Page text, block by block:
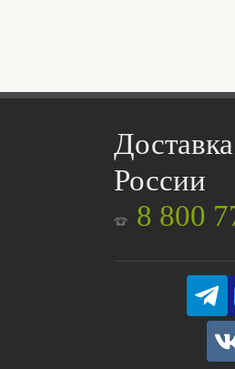
России
8 800